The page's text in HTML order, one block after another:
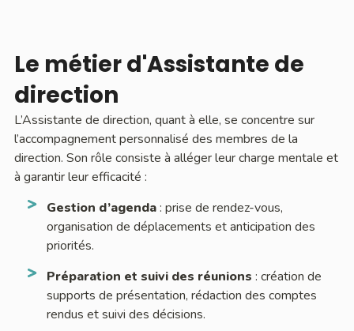
Le métier d'Assistante de
direction
L’Assistante de direction, quant à elle, se concentre sur
l’accompagnement personnalisé des membres de la
direction. Son rôle consiste à alléger leur charge mentale et
à garantir leur efficacité :
Gestion d’agenda: prise de rendez-vous,
organisation de déplacements et anticipation des
priorités.
Préparation et suivi des réunions : création de
supports de présentation, rédaction des comptes
rendus et suivi des décisions.